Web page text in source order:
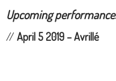
Upcoming
// April 5 2019 – Avrillé